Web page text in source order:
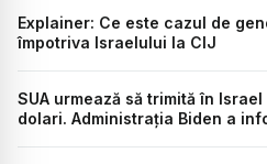
Explainer: Ce este cazul de
împotriva Israelului la CIJ
SUA urmează să trimită în
dolari. Administrația Biden a